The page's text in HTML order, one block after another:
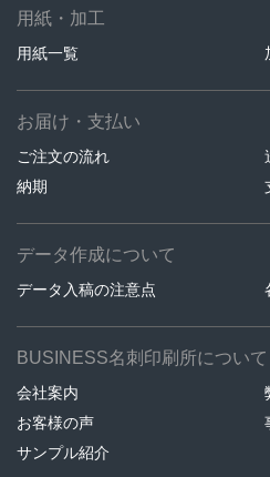
用紙・加工
用紙一覧
お届け・支払い
ご注文の流れ
納期
データ作成について
データ入稿の注意点
BUSINESS名刺印刷所について
会社案内
お客様の声
サンプル紹介